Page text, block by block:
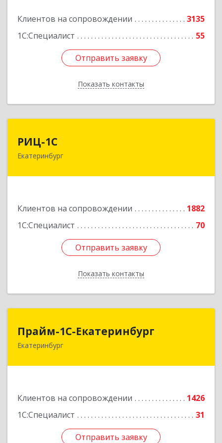
Клиентов на сопровождении
3135
1С:Специалист
55
Отправить заявку
Показать контакты
Отправить заявку
Назад
РИЦ-1С
Екатеринбург
Клиентов на сопровождении
1882
1С:Специалист
70
Отправить заявку
Показать контакты
620102, Свердловская обл, Екатеринбург г,
Отправить заявку
Назад
Прайм-1С-Екатеринбург
Екатеринбург
Клиентов на сопровождении
1426
1С:Специалист
31
Отправить заявку
Прайм-1С-Екатеринбург
620142, Свердловская обл, Екатеринбург г, 8
Отправить заявку